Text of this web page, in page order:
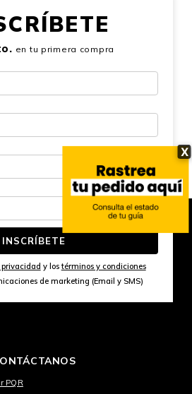
X
en tu primera compra
INSCRÍBETE
y lostérminos y condiciones
de marketing (Email y SMS)
PQR